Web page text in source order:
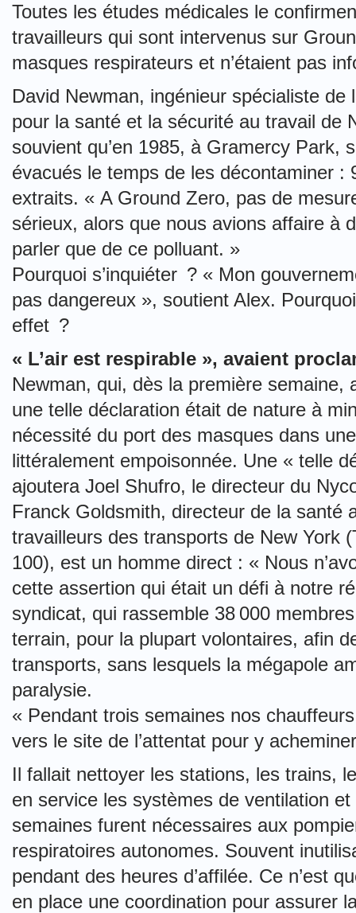
Toutes les études médicales le
travailleurs qui sont intervenus sur
masques respirateurs et n’étaient pas
David Newman, ingénieur spécialiste de
pour la santé et la sécurité au travail de
souvient qu’en 1985, à Gramercy Park,
évacués le temps de les décontaminer :
extraits. « A Ground Zero, pas de
sérieux, alors que nous avions affaire à
parler que de ce polluant. »
Pourquoi s’inquiéter ? « Mon
pas dangereux », soutient Alex.
effet ?
« L’air est respirable », avaient
Newman, qui, dès la première
une telle déclaration était de nature à
nécessité du port des masques dans
littéralement empoisonnée. Une « telle
ajoutera Joel Shufro, le directeur du
Franck Goldsmith, directeur de la santé
travailleurs des transports de New York
100), est un homme direct : « Nous
cette assertion qui était un défi à notre
syndicat, qui rassemble 38 000
terrain, pour la plupart volontaires, afin
transports, sans lesquels la mégapole
paralysie.
« Pendant trois semaines nos
vers le site de l’attentat pour y
Il fallait nettoyer les stations, les trains,
en service les systèmes de ventilation et
semaines furent nécessaires aux
respiratoires autonomes. Souvent
pendant des heures d’affilée. Ce n’est
en place une coordination pour assurer